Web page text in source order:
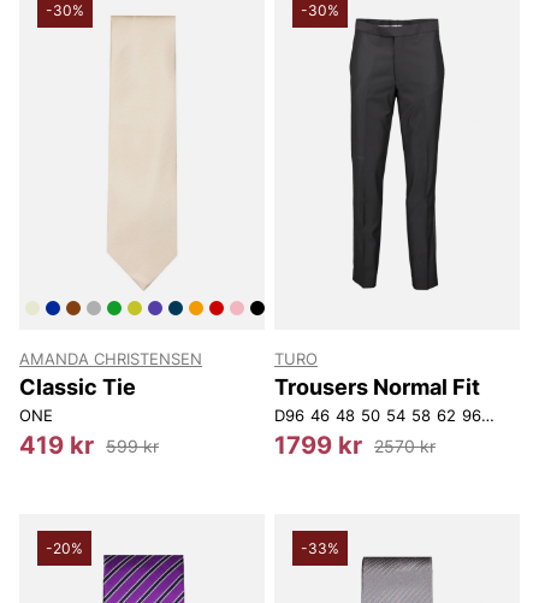
-30%
AMANDA CHRISTENSEN
Classic Tie
ONE
419 kr 599 kr
-30%
TURO
Trousers Normal Fit
D96 46 48 50 54 58 62 96 104
1799 kr 2570 kr
-20% -33%